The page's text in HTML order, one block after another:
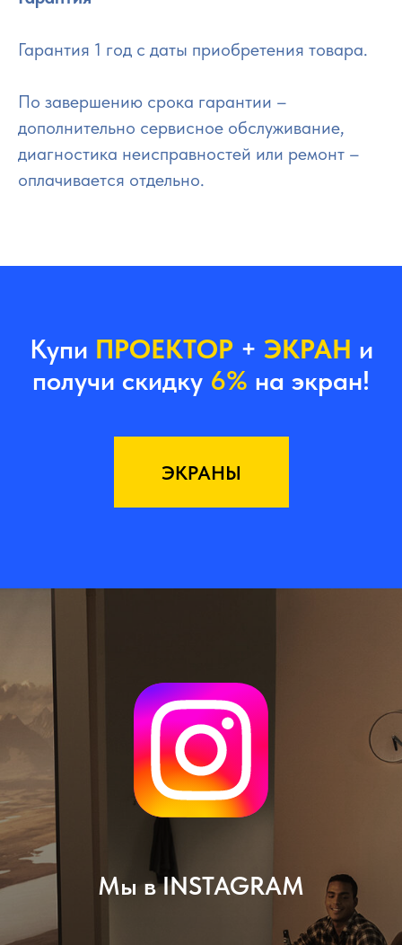
Гарантия 1 год с даты приобретения товара.
По завершению срока гарантии –
дополнительно сервисное обслуживание,
диагностика неисправностей или ремонт –
оплачивается отдельно.
Купи ПРОЕКТОР+ ЭКРАН и
получи скидку 6% на экран!
ЭКРАНЫ
Мы в INSTAGRAM